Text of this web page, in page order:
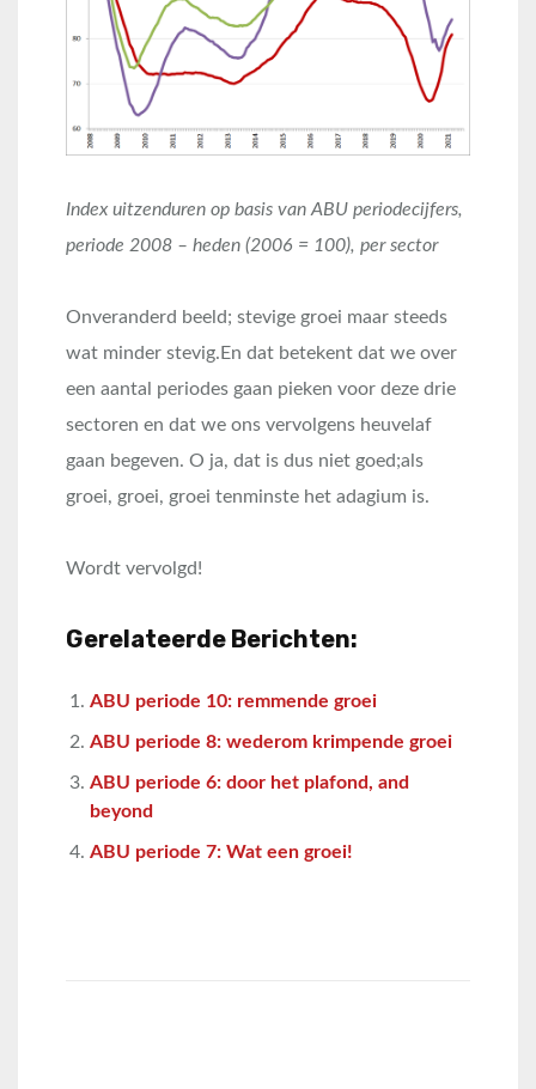
Index uitzenduren op basis van ABU periodecijfers,
periode 2008 – heden (2006 = 100), per sector
Onveranderd beeld; stevige groei maar steeds
wat minder stevig.En dat betekent dat we over
een aantal periodes gaan pieken voor deze drie
sectoren en dat we ons vervolgens heuvelaf
gaan begeven. O ja, dat is dus niet goed;als
groei, groei, groei tenminste het adagium is.
Wordt vervolgd!
Gerelateerde Berichten:
ABU periode 10: remmende groei
ABU periode 8: wederom krimpende groei
ABU periode 6: door het plafond, and
beyond
ABU periode 7: Wat een groei!